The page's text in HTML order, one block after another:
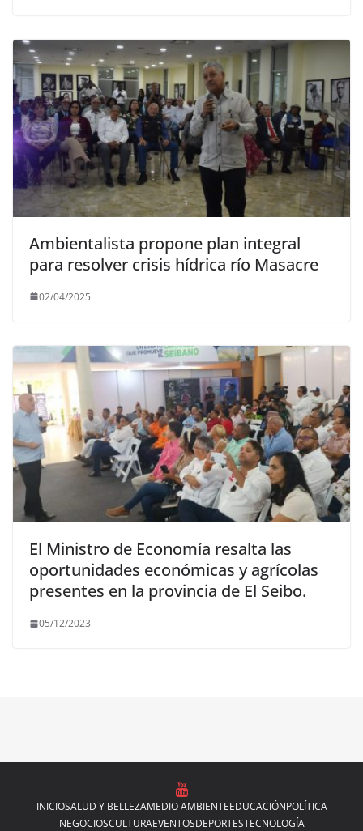
Ambientalista propone plan integral
para resolver crisis hídrica río Masacre
02/04/2025
El Ministro de Economía resalta las
oportunidades económicas y agrícolas
presentes en la provincia de El Seibo.
05/12/2023
INICIOSALUD Y BELLEZAMEDIO AMBIENTEEDUCACIÓNPOLÍTICA
NEGOCIOSCULTURAEVENTOSDEPORTESTECNOLOGÍA